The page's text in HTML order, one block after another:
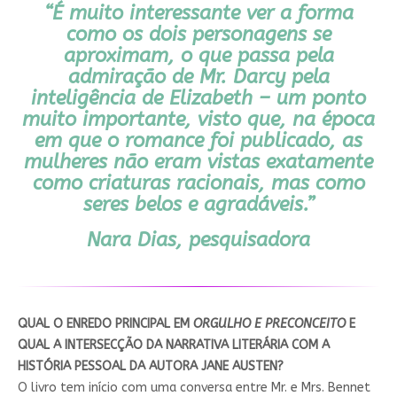
“É muito interessante ver a forma
como os dois personagens se
aproximam, o que passa pela
admiração de Mr. Darcy pela
inteligência de Elizabeth – um ponto
muito importante, visto que, na época
em que o romance foi publicado, as
mulheres não eram vistas exatamente
como criaturas racionais, mas como
seres belos e agradáveis.”
Nara Dias, pesquisadora
QUAL O ENREDO PRINCIPAL EM ORGULHO E PRECONCEITOE
QUAL A INTERSECÇÃO DA NARRATIVA LITERÁRIA COM A
HISTÓRIA PESSOAL DA AUTORA JANE AUSTEN?
O livro tem início com uma conversa entre Mr. e Mrs. Bennet